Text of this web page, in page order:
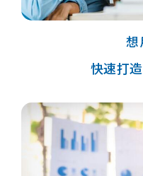
想
快速打